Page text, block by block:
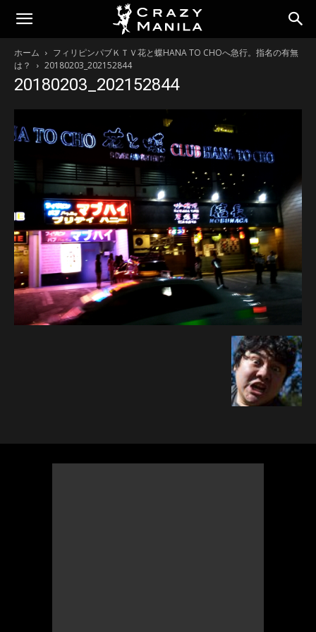
ホーム
フィリピンパブＫＴＶ花と蝶HANA TO CHOへ急行。指名の有無
は？
20180203_202152844
20180203_202152844